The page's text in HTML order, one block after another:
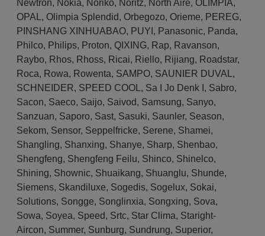
Newtron, Nokia, Noriko, Noritz, North Aire, OLIMPIA,
OPAL, Olimpia Splendid, Orbegozo, Orieme, PEREG,
PINSHANG XINHUABAO, PUYI , Panasonic, Panda,
Philco, Philips, Proton, QIXING, Rap, Ravanson,
Raybo, Rhos, Rhoss, Ricai, Riello, Rijiang, Roadstar,
Roca, Rowa, Rowenta, SAMPO, SAUNIER DUVAL,
SCHNEIDER, SPEED COOL, Sa I Jo Denk I , Sabro,
Sacon, Saeco, Saijo, Saivod, Samsung, Sanyo,
Sanzuan, Saporo, Sast, Sasuki, Saunler, Season,
Sekom, Sensor, Seppelfricke, Serene, Shamei,
Shangling, Shanxing, Shanye, Sharp, Shenbao,
Shengfeng, Shengfeng Feilu, Shinco, Shinelco,
Shining, Shownic, Shuaikang, Shuanglu, Shunde,
Siemens, Skandiluxe, Sogedis, Sogelux, Sokai,
Solutions, Songge, Songlinxia, Songxing, Sova,
Sowa, Soyea, Speed, Srtc, Star Clima, Staright-
Aircon, Summer, Sunburg, Sundrung, Superior,